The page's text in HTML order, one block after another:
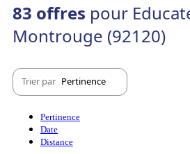
83 offres pour
Montrouge (92120)
Trier par Pertinence
Pertinence
Date
Distance